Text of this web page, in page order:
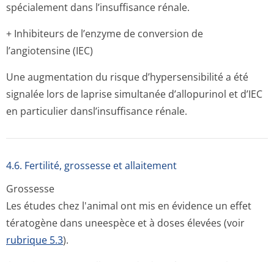
spécialement dans l’insuffisance rénale.
+ Inhibiteurs de l’enzyme de conversion de
l’angiotensine (I­EC)
Une augmentation du risque d’hypersensibilité a été
signalée lors de laprise simultanée d’allopurinol et d’IEC
en particulier dansl’insuffisance rénale.
4.6. Fertilité, grossesse et allaitement
Grossesse
Les études chez l'animal ont mis en évidence un effet
tératogène dans uneespèce et à doses élevées (voir
rubrique 5.3).